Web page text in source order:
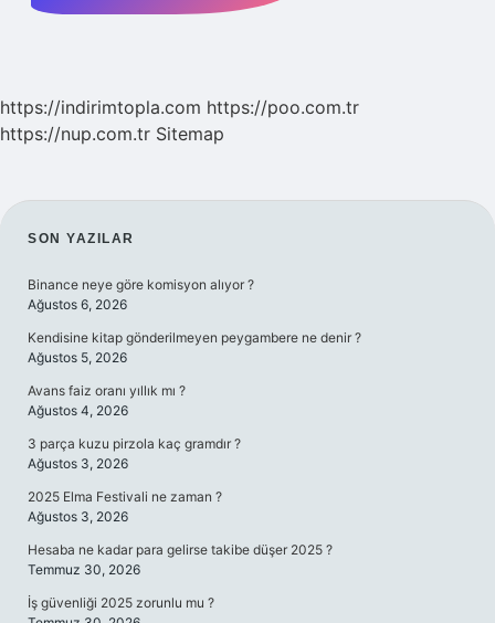
https://indirimtopla.com https://poo.com.tr
https://nup.com.tr Sitemap
SIDEBAR
SON YAZILAR
Binance neye göre komisyon alıyor ?
Ağustos 6, 2026
Kendisine kitap gönderilmeyen peygambere ne denir ?
Ağustos 5, 2026
Avans faiz oranı yıllık mı ?
Ağustos 4, 2026
3 parça kuzu pirzola kaç gramdır ?
Ağustos 3, 2026
2025 Elma Festivali ne zaman ?
Ağustos 3, 2026
Hesaba ne kadar para gelirse takibe düşer 2025 ?
Temmuz 30, 2026
İş güvenliği 2025 zorunlu mu ?